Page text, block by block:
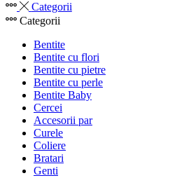
Categorii
Categorii
Bentite
Bentite cu flori
Bentite cu pietre
Bentite cu perle
Bentite Baby
Cercei
Accesorii par
Curele
Coliere
Bratari
Genti